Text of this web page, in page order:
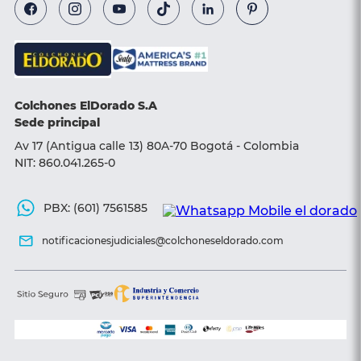
Términos y condiciones de entrega
Línea transparencia
Almohadas
Base camas
Accesorios
Colchones ElDorado S.A
Sede principal
Av 17 (Antigua calle 13) 80A-70 Bogotá - Colombia
NIT: 860.041.265-0
PBX: (601) 7561585
notificacionesjudiciales@colchoneseldorado.com